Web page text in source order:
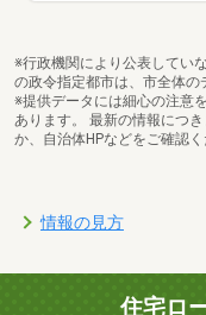
※行政機関により公表してい
の政令指定都市は、市全体の
※提供データには細心の注意
あります。 最新の情報につ
か、自治体HPなどをご確認く
情報の見方
住宅ロ